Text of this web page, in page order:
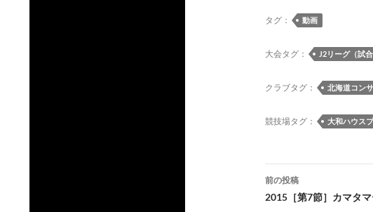
e
b
o
o
k
y
タグ： 動画
大会タグ： J2リーグ（試合
クラブタグ： 北海道コン
競技場タグ： 大和ハウス
投
稿
前の投稿
2015［第7節］カマタ